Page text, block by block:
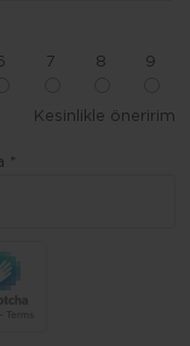
7 8 9
Kesinlikle öneririm
*